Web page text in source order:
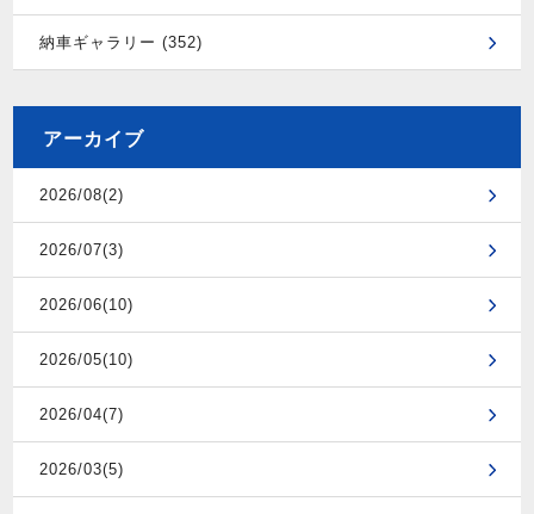
納車ギャラリー (352)
アーカイブ
2026/08(2)
2026/07(3)
2026/06(10)
2026/05(10)
2026/04(7)
2026/03(5)